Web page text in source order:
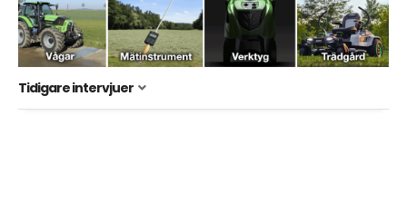
Tidigare intervjuer